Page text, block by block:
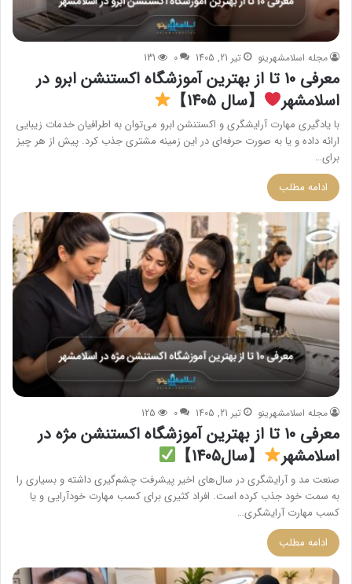
مجله اسلامشهرینو تیر 21, 1405 0
131
معرفی 10 تا از بهترین آموزشگاه اکستنشن ابرو در
اسلامشهر
【سال 1405】
با یادگیری مهارت آرایشگری و اکستنشن ابرو می‌توان به اطرافیان خدمات زیبایی
ارائه داده و یا به صورت حرفه‌ای در این زمینه مشتری جذب کرد. پیش از هر چیز
برای…
ادامه مطلب
مجله اسلامشهرینو تیر 21, 1405 0
125
معرفی 10 تا از بهترین آموزشگاه اکستنشن مژه در
اسلامشهر
【سال1405】
صنعت مد و آرایشگری در سال‌های اخیر پیشرفت چشم‌گیری داشته و بسیاری را
به سمت خود جذب کرده است. افراد کثیری برای کسب مهارت خودآرایی و یا
کسب مهارت آرایشگری…
ادامه مطلب